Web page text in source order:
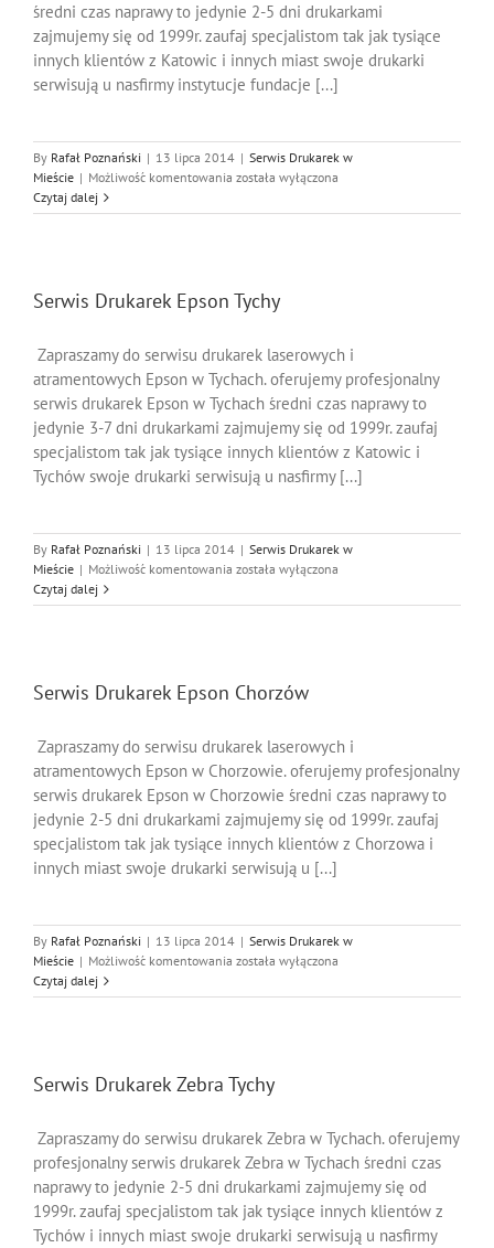
średni czas naprawy to jedynie 2-5 dni drukarkami
zajmujemy się od 1999r. zaufaj specjalistom tak jak tysiące
innych klientów z Katowic i innych miast swoje drukarki
serwisują u nasfirmy instytucje fundacje [...]
By Rafał Poznański | 13 lipca 2014 | Serwis Drukarek w
Mieście | Możliwość komentowania Serwis
Xerox
została wyłączona
Czytaj dalej
Serwis Drukarek Epson Tychy
Zapraszamy do serwisu drukarek laserowych i
atramentowych Epson w Tychach. oferujemy profesjonalny
serwis drukarek Epson w Tychach średni czas naprawy to
jedynie 3-7 dni drukarkami zajmujemy się od 1999r. zaufaj
specjalistom tak jak tysiące innych klientów z Katowic i
Tychów swoje drukarki serwisują u nasfirmy [...]
By Rafał Poznański | 13 lipca 2014 | Serwis Drukarek w
Mieście | Możliwość komentowania Serwis
Epson
została wyłączona
Czytaj dalej
Serwis Drukarek Epson Chorzów
Zapraszamy do serwisu drukarek laserowych i
atramentowych Epson w Chorzowie. oferujemy profesjonalny
serwis drukarek Epson w Chorzowie średni czas naprawy to
jedynie 2-5 dni drukarkami zajmujemy się od 1999r. zaufaj
specjalistom tak jak tysiące innych klientów z Chorzowa i
innych miast swoje drukarki serwisują u [...]
By Rafał Poznański | 13 lipca 2014 | Serwis Drukarek w
Mieście | Możliwość komentowania Serwis
Epson
została wyłączona
Czytaj dalej
Serwis Drukarek Zebra Tychy
Zapraszamy do serwisu drukarek Zebra w Tychach. oferujemy
profesjonalny serwis drukarek Zebra w Tychach średni czas
naprawy to jedynie 2-5 dni drukarkami zajmujemy się od
1999r. zaufaj specjalistom tak jak tysiące innych klientów z
Tychów i innych miast swoje drukarki serwisują u nasfirmy